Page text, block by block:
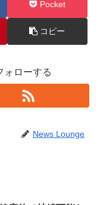
Pocket
コピー
ォローする
News Lounge